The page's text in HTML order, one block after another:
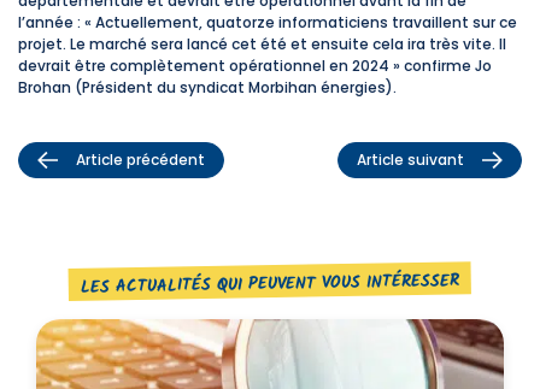
l’année : « Actuellement, quatorze informaticiens travaillent sur ce
projet. Le marché sera lancé cet été et ensuite cela ira très vite. Il
devrait être complètement opérationnel en 2024 » confirme Jo
Brohan (Président du syndicat Morbihan énergies).
Article précédent Article suivant
LES ACTUALITÉS QUI PEUVENT VOUS INTÉRESSER